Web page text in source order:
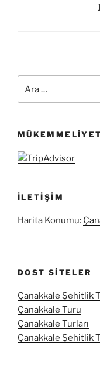
İLETIŞIM
Harita Konumu:
DOST SITELER
Çanakkale Şehitlik
Çanakkale Turu
Çanakkale Turları
Çanakkale Şehitlik